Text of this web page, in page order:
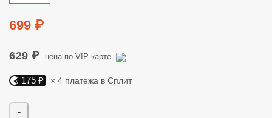
Цена
699 ₽
629 ₽ цена по VIP карте
Яндекс Сплит. 175 руб, 4 платежа в Сплит
175 ₽ × 4 платежа в Сплит